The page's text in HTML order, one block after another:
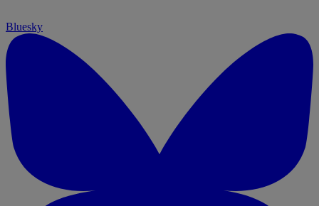
Bluesky